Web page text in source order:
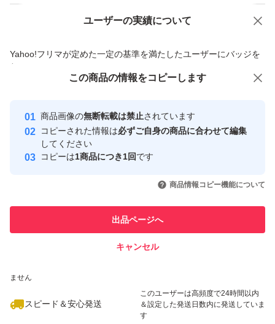
★迅速かつ丁寧なお取り引きを心掛けております。
【プリマヴィスタ ブライトチャージ パウダー オークル05
ひと塗りで、均一なヴェールが肌に溶けこむようにぴたっ
と密着。粉っぽさを感じないなめらかな仕上がりを叶えま
す。光を味方に肌に明るさを与え毛穴、色むら、くすみを
ぎ、明るい素肌質感が夕方まで続きます。
#プリマヴィスタ
#プリマヴィスタブライトチャージファンデーション
ユーザーの実績について
Yahoo!フリマが定めた一定の基準を満たしたユーザーにバッジを
付与しています
安心取引出品者
心・安全なユーザーです
取引実績
引を完了させた実績があります
での取引実績があります
ません
スピード＆安心発送
このユーザーは高頻度で24時間以内
＆設定した発送日数内に発送していま
す
価格の相談 商品への質問
この商品の情報をコピーします
商品画像の無断転載は禁止されています
コピーされた情報は必ずご自身の商品に合わせて編集
してください
コピーは1商品につき1回です
商品情報コピー機能について
出品ページへ
キャンセル
この商品をみている人にオススメ